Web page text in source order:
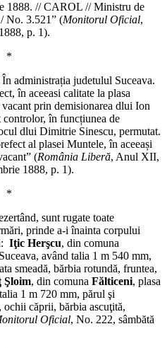
1888. // CAROL // Ministru de
No. 3.521” (Monitorul Oficial,
p. 1).
*
administrația judetulul Suceava.
în aceeasi calitate la plasa
prin demisionarea dlui Ion
în funcțiunea de
dlui Dimitrie Sinescu, permutat.
al plasei Muntele, în aceeași
(România Liberă, Anul XII,
1888, p. 1).
*
sunt rugate toate
prinde a-i înainta corpului
Iţic Herşcu, din comuna
având talia 1 m 540 mm,
smeadă, bărbia rotundă, fruntea,
Şloim, din comuna Fălticeni, plasa
1 m 720 mm, părul şi
ochii căprii, bărbia ascuţită,
Oficial, No. 222, sâmbătă